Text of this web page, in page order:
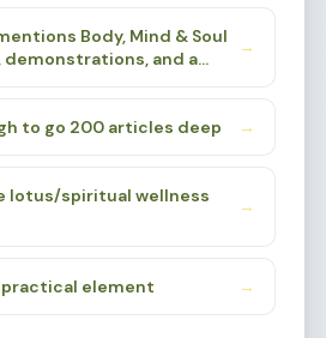
200 articles.
lotus flower is a powerful
spirituality - Buddhism,
The "beurs"
suggests a gathering
Body, Mind & Soul
demonstrations, and a
I need to find a sub-
→
to go 200 articles deep →
lotus/spiritual wellness
→
practical element →